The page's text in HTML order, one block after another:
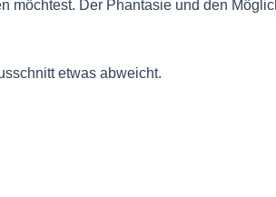
Der Phantasie und den
etwas abweicht.